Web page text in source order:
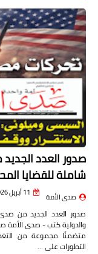
صدور العدد
شاملة للقضايا
صدى الأمة 11 أبريل 2026
صدور العدد الجديد من
والدولية كتب - صدى الأمة
متضمنًا مجموعة من
التطورات على …